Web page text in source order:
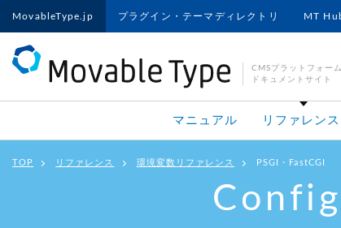
MovableType.jp プラグイン・テーマディレクトリ MT
CMSプラットフォー
ドキュメントサイト
マニュアル リファレンス
TOP リファレンス 環境変数リファレンス PSGI・FastCGI